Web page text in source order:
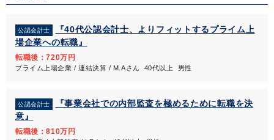
公認会計士
『40代公認会計士、よりフィットするプライム上
場企業への転職』
転職後：720万円
プライム上場企業 / 連結決算 / M.Aさん 40代以上 男性
公認会計士
『事業会社での内部監査を極めるために転職を決
意』
転職後：810万円